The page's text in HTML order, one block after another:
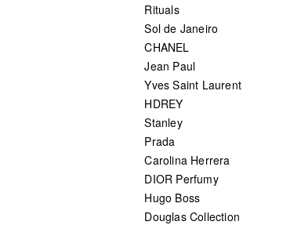
Rituals
Sol de Janeiro
CHANEL
Jean Paul
Yves Saint Laurent
HDREY
Stanley
Prada
Carolina Herrera
DIOR Perfumy
Hugo Boss
Douglas Collection